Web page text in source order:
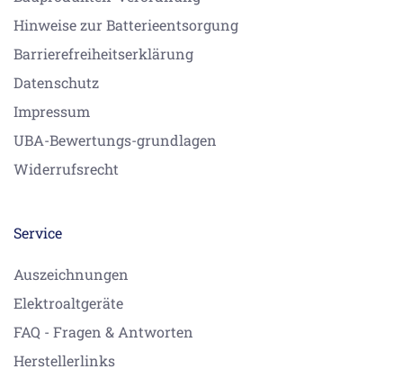
Hinweise zur Batterieentsorgung
Barrierefreiheitserklärung
Datenschutz
Impressum
UBA-Bewertungs-grundlagen
Widerrufsrecht
Service
Auszeichnungen
Elektroaltgeräte
FAQ - Fragen & Antworten
Herstellerlinks